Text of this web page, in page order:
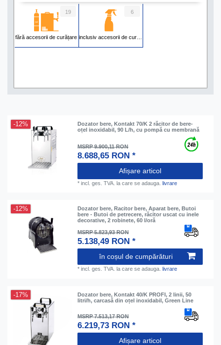
fără accesorii de curățare
19
inclusiv accesorii de curățare
6
-12%
Dozator bere, Kontakt 70/K 2 răcitor de bere-
oțel inoxidabil, 90 L/h, cu pompă cu membrană
MSRP 9.900,11 RON
8.688,65 RON *
Afișare articol
*incl. ges. TVA. la care se adauga.livrare
-12%
Dozator bere, Racitor bere, Aparat bere, Butoi
bere - Butoi de petrecere, răcitor uscat cu inele
decorative, 2 robinete, 60 l/oră
MSRP 5.823,93 RON
5.138,49 RON *
în coșul de cumpărături
*incl. ges. TVA. la care se adauga. livrare
-17%
Dozator bere, Kontakt 40/K PROFI, 2 linii, 50
litri/h, carcasă din oțel inoxidabil, Green Line
MSRP 7.513,17 RON
6.219,73 RON *
Afișare articol